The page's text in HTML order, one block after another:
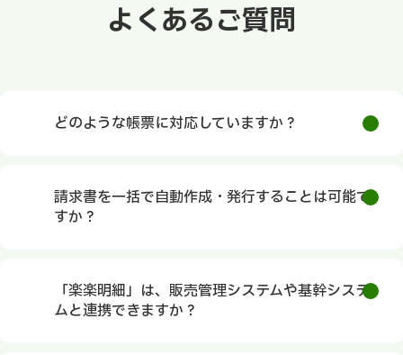
よくあるご質問
どのような帳票に対応していますか？
請求書を一括で自動作成・発行することは可能で
すか？
「楽楽明細」は、販売管理システムや基幹システ
ムと連携できますか？